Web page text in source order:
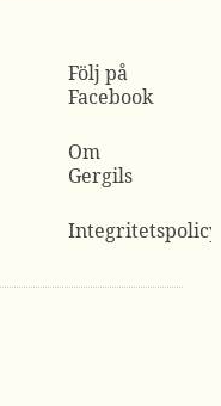
Följ på
Facebook
Om
Gergils
Integritetspolicy